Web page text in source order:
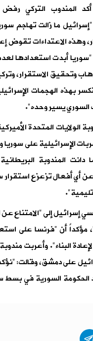
المندوب التركي رفض
"إسرائيل ما زالت تهاجم
وهذه الاعتداءات تقوض
أبدت استعدادها
وتحقيق الاستقرار،
بهذه الهجمات
السوري يسير وحده".
الولايات المتحدة
الإسرائيلية على
دانت المندوبة
عن أي أفعال تزعزع
إسرائيل إلى "الامتناع
مؤكداً أن "فرنسا على
البناء". وأعربت
على دمشق، وقالت:
الحكومة السورية في